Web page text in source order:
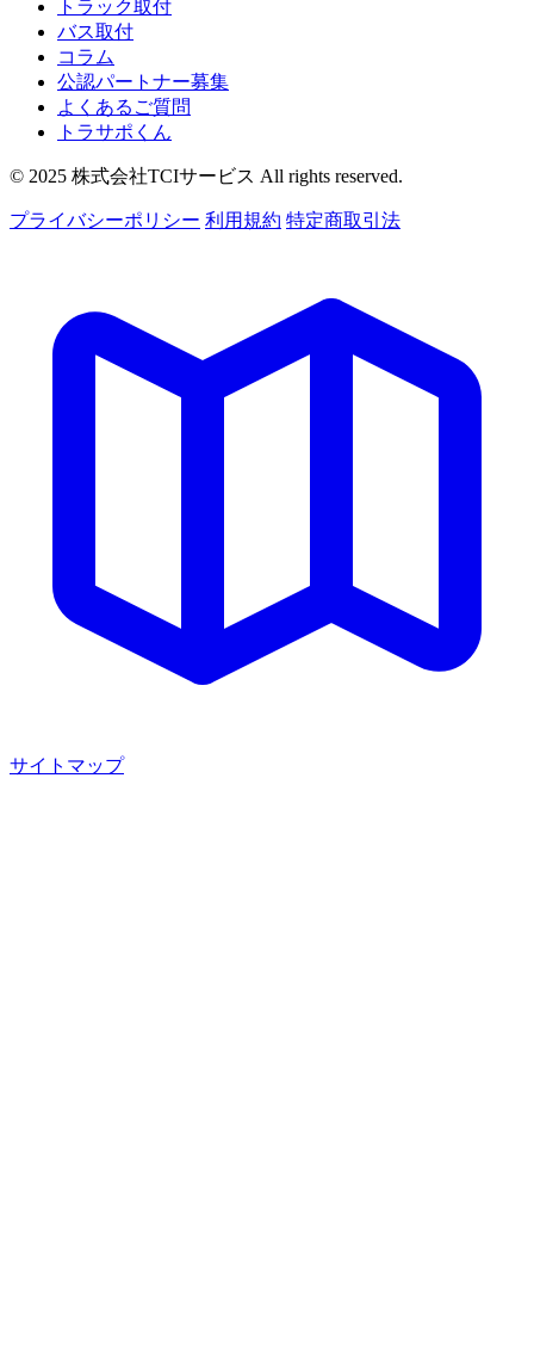
トラック取付
バス取付
コラム
公認パートナー募集
よくあるご質問
トラサポくん
© 2025 株式会社TCIサービス All rights reserved.
プライバシーポリシー 利用規約 特定商取引法
サイトマップ